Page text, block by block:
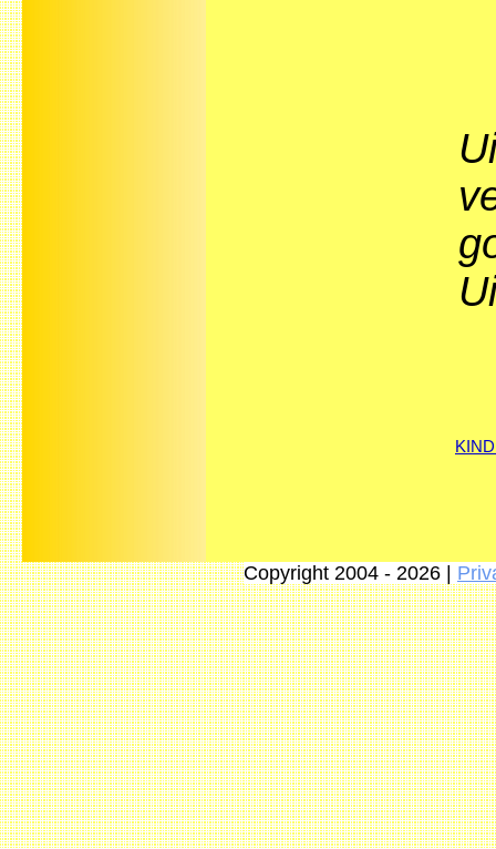
Copyright 2004 - 2026 |